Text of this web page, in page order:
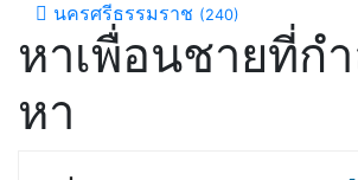
นครศรีธรรมราช (240)
หาเพื่อนชายที่ก
หา